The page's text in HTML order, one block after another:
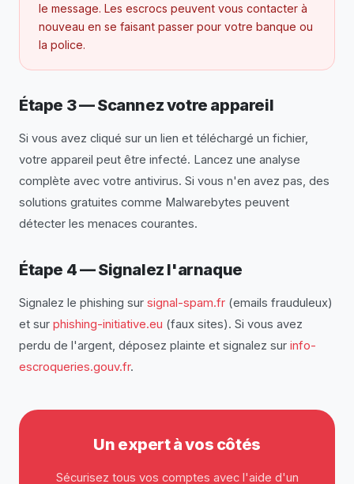
le message. Les escrocs peuvent vous contacter à
nouveau en se faisant passer pour votre banque ou
la police.
Étape 3 — Scannez votre appareil
Si vous avez cliqué sur un lien et téléchargé un fichier,
votre appareil peut être infecté. Lancez une analyse
complète avec votre antivirus. Si vous n'en avez pas, des
solutions gratuites comme Malwarebytes peuvent
détecter les menaces courantes.
Étape 4 — Signalez l'arnaque
Signalez le phishing sur signal-spam.fr (emails frauduleux)
et sur phishing-initiative.eu (faux sites). Si vous avez
perdu de l'argent, déposez plainte et signalez sur info-
escroqueries.gouv.fr.
Un expert à vos côtés
Sécurisez tous vos comptes avec l'aide d'un